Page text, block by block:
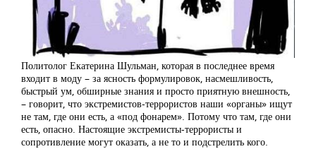
Политолог Екатерина Шульман, которая в последнее время
входит в моду – за ясность формулировок, насмешливость,
быстрый ум, обширные знания и просто приятную внешность,
– говорит, что экстремистов-террористов наши «органы» ищут
не там, где они есть, а «под фонарем». Потому что там, где они
есть, опасно. Настоящие экстремисты-террористы и
сопротивление могут оказать, а не то и подстрелить кого.